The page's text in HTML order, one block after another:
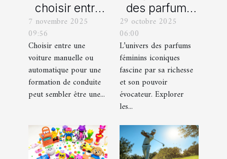
choisir entre
une voiture
manuelle ou
automatique
pour votre
formation de
conduite ?
7 novembre 2025
09:56
Choisir entre une
voiture manuelle ou
automatique pour une
formation de conduite
peut sembler être une...
des parfums
féminins
iconiques et
leurs
variations
29 octobre 2025
06:00
L’univers des parfums
féminins iconiques
fascine par sa richesse
et son pouvoir
évocateur. Explorer
les...